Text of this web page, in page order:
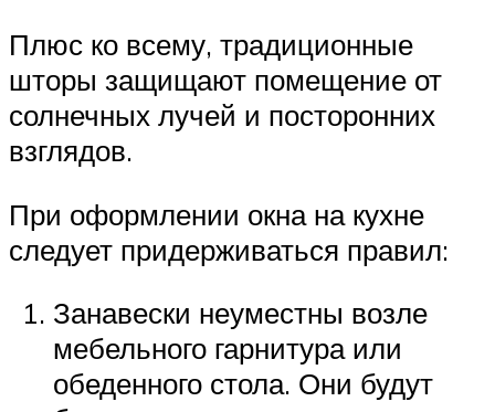
Плюс ко всему, традиционные
шторы защищают помещение от
солнечных лучей и посторонних
взглядов.
При оформлении окна на кухне
следует придерживаться правил:
Занавески неуместны возле
мебельного гарнитура или
обеденного стола. Они будут